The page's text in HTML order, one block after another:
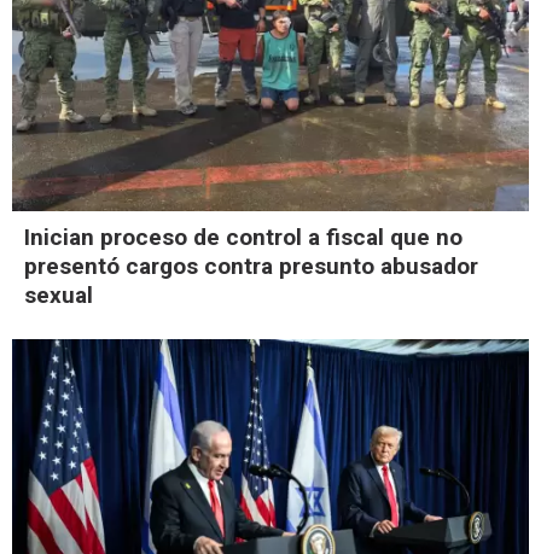
Inician proceso de control a fiscal que no
presentó cargos contra presunto abusador
sexual